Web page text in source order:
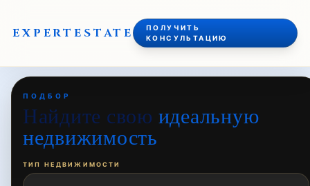
EXPERTESTATE
ПОЛУЧИТЬ
КОНСУЛЬТАЦИЮ
ПОДБОР
Найдите свою идеальную
недвижимость
ТИП НЕДВИЖИМОСТИ